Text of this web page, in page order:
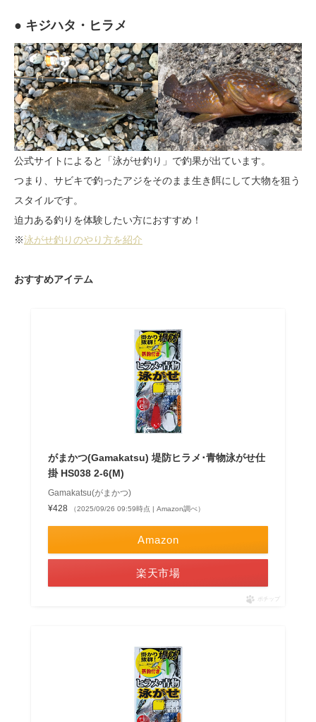
● キジハタ・ヒラメ
公式サイトによると「泳がせ釣り」で釣果が出ています。
つまり、サビキで釣ったアジをそのまま生き餌にして大物を狙う
スタイルです。
迫力ある釣りを体験したい方におすすめ！
※泳がせ釣りのやり方を紹介
おすすめアイテム
がまかつ(Gamakatsu) 堤防ヒラメ･青物泳がせ仕
掛 HS038 2-6(M)
Gamakatsu(がまかつ)
¥428
（2025/09/26 09:59時点 | Amazon調べ）
Amazon
楽天市場
ポチップ